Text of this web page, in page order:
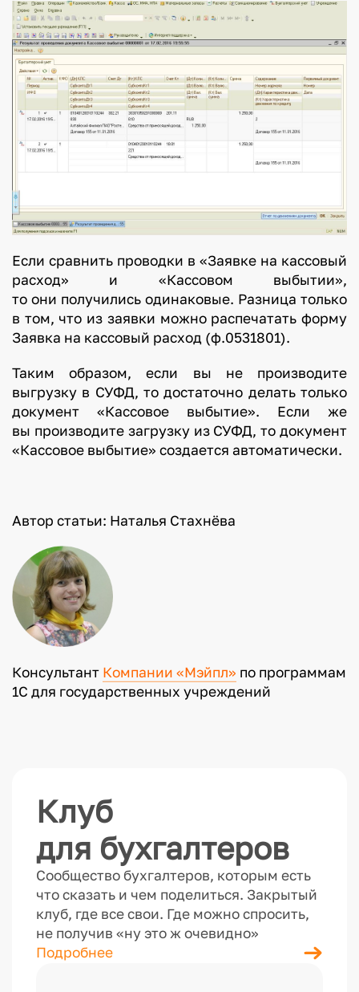
Если сравнить проводки в «Заявке на кассовый
расход» и «Кассовом выбытии»,
то они получились одинаковые. Разница только
в том, что из заявки можно распечатать форму
Заявка на кассовый расход (ф.0531801).
Таким образом, если вы не производите
выгрузку в СУФД, то достаточно делать только
документ «Кассовое выбытие». Если же
вы производите загрузку из СУФД, то документ
«Кассовое выбытие» создается автоматически.
Автор статьи: Наталья Стахнёва
Консультант Компании «Мэйпл» по программам
1С для государственных учреждений
Клуб
для бухгалтеров
Сообщество бухгалтеров, которым есть
что сказать и чем поделиться. Закрытый
клуб, где все свои. Где можно спросить,
не получив «ну это ж очевидно»
Подробнее